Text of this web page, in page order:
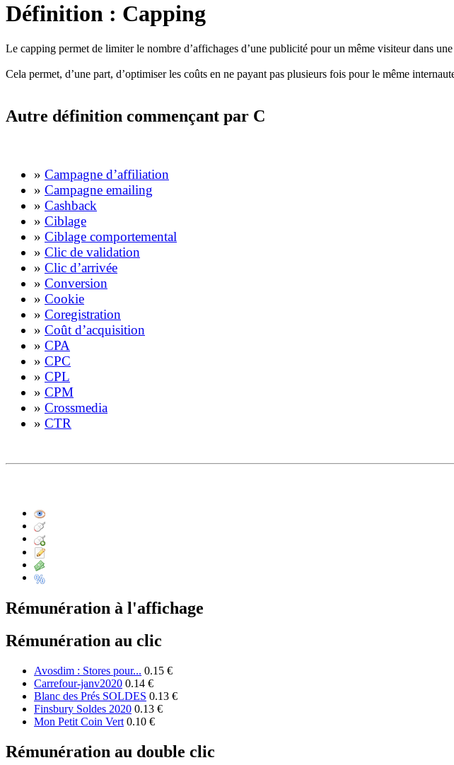
Définition : Capping
Le capping permet de limiter le nombre d’affichages d’une publicité pour un même visiteur dans
Cela permet, d’une part, d’optimiser les coûts en ne payant pas plusieurs fois pour le même
Autre définition commençant par C
» Campagne d’affiliation
» Campagne emailing
» Cashback
» Ciblage
» Ciblage comportemental
» Clic de validation
» Clic d’arrivée
» Conversion
» Cookie
» Coregistration
» Coût d’acquisition
» CPA
» CPC
» CPL
» CPM
» Crossmedia
» CTR
Rémunération à l'affichage
Rémunération au clic
Avosdim : Stores pour... 0.15 €
Carrefour-janv2020 0.14 €
Blanc des Prés SOLDES 0.13 €
Finsbury Soldes 2020 0.13 €
Mon Petit Coin Vert 0.10 €
Rémunération au double clic